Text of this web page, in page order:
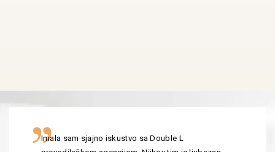
Imala sam sjajno iskustvo sa Double L